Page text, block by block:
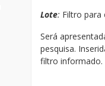
Lote: Filtro para
Será
pesquisa.
filtro informado.